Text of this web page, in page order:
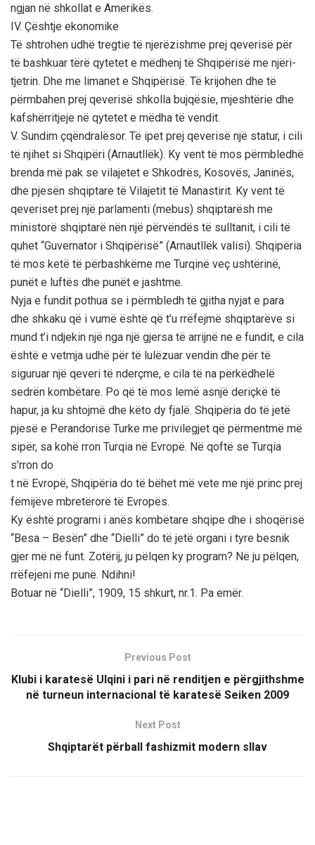
ngjan në shkollat e Amerikës.
IV. Çështje ekonomike
Të shtrohen udhë tregtie të njerëzishme prej qeverisë për
të bashkuar tërë qytetet e mëdhenj të Shqipërisë me njëri-
tjetrin. Dhe me limanet e Shqipërisë. Të krijohen dhe të
përmbahen prej qeverisë shkolla bujqësie, mjeshtërie dhe
kafshërritjeje në qytetet e mëdha të vendit.
V. Sundim çqëndralësor. Të ipet prej qeverisë një statur, i cili
të njihet si Shqipëri (Arnautllëk). Ky vent të mos përmbledhë
brenda më pak se vilajetet e Shkodrës, Kosovës, Janinës,
dhe pjesën shqiptare të Vilajetit të Manastirit. Ky vent të
qeveriset prej një parlamenti (mebus) shqiptarësh me
ministorë shqiptarë nën një përvëndës të sulltanit, i cili të
quhet “Guvernator i Shqipërisë” (Arnautllëk valisi). Shqipëria
të mos ketë të përbashkëme me Turqinë veç ushtërinë,
punët e luftës dhe punët e jashtme.
Nyja e fundit pothua se i përmbledh të gjitha nyjat e para
dhe shkaku që i vumë është që t’u rrëfejmë shqiptarëve si
mund t’i ndjekin një nga një gjersa të arrijnë ne e fundit, e cila
është e vetmja udhë për të lulëzuar vendin dhe për të
siguruar një qeveri të nderçme, e cila të na përkëdhelë
sedrën kombëtare. Po që të mos lemë asnjë deriçkë të
hapur, ja ku shtojmë dhe këto dy fjalë. Shqipëria do të jetë
pjesë e Perandorisë Turke me privilegjet që përmentmë më
sipër, sa kohë rron Turqia në Evropë. Në qoftë se Turqia
s’rron do
t në Evropë, Shqipëria do të bëhet më vete me një princ prej
fëmijëve mbretërorë të Evropës.
Ky është programi i anës kombëtare shqipe dhe i shoqërisë
“Besa – Besën” dhe “Dielli” do të jetë organi i tyre besnik
gjer më në funt. Zotërij, ju pëlqen ky program? Në ju pëlqen,
rrëfejeni me punë. Ndihni!
Botuar në “Dielli”, 1909, 15 shkurt, nr.1. Pa emër.
Previous Post
Klubi i karatesë Ulqini i pari në renditjen e përgjithshme
në turneun internacional të karatesë Seiken 2009
Next Post
Shqiptarët përball fashizmit modern sllav